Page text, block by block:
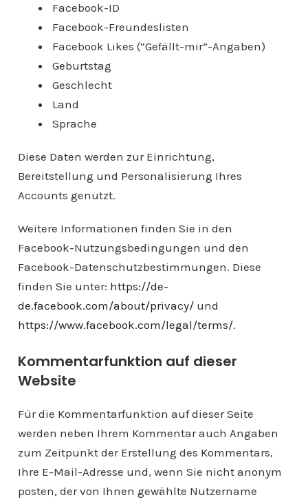
Facebook-ID
Facebook-Freundeslisten
Facebook Likes (“Gefällt-mir”-Angaben)
Geburtstag
Geschlecht
Land
Sprache
Diese Daten werden zur Einrichtung,
Bereitstellung und Personalisierung Ihres
Accounts genutzt.
Weitere Informationen finden Sie in den
Facebook-Nutzungsbedingungen und den
Facebook-Datenschutzbestimmungen. Diese
finden Sie unter: https://de-
de.facebook.com/about/privacy/und
https://www.facebook.com/legal/terms/.
Kommentarfunktion auf dieser
Website
Für die Kommentarfunktion auf dieser Seite
werden neben Ihrem Kommentar auch Angaben
zum Zeitpunkt der Erstellung des Kommentars,
Ihre E-Mail-Adresse und, wenn Sie nicht anonym
posten, der von Ihnen gewählte Nutzername